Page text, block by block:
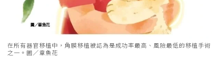
在所有器官移植中，角膜移植被認為是成功率最高、風險最低的移植手術
之一。圖／章魚花